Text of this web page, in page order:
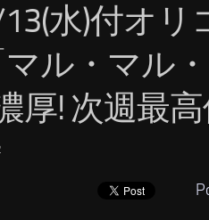
水)付オリ
ル・マル
厚! 次週最